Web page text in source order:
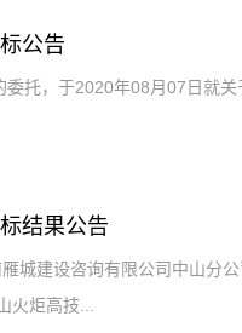
公告
托，于2020年08月07日就
结果公告
城建设咨询有限公司中山分
炬高技...